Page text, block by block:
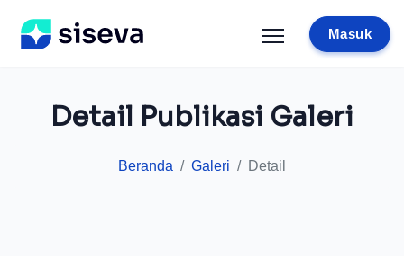
Masuk
Detail Publikasi Galeri
Beranda Galeri Detail